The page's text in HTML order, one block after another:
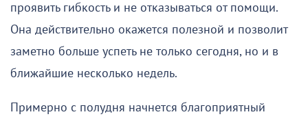
проявить гибкость и не отказываться от помощи.
Она действительно окажется полезной и позволит
заметно больше успеть не только сегодня, но и в
ближайшие несколько недель.
Примерно с полудня начнется благоприятный